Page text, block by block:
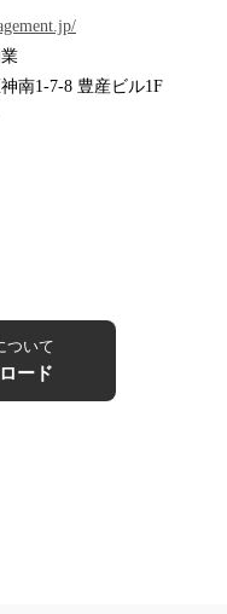
南1-7-8 豊産ビル1F
ついて
ード